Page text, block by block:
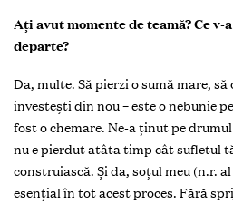
Ați avut momente de teamă? Ce v-
departe?
Da, multe. Să pierzi o sumă mare, să
investești din nou – este o nebunie
fost o chemare. Ne-a ținut pe
nu e pierdut atâta timp cât sufletul
construiască. Și da, soțul meu (n.r.
esențial în tot acest proces. Fără